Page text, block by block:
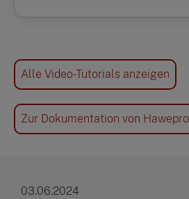
Alle Video-Tutorials anzeigen
Zur Dokumentation von Hawepro
03.06.2024